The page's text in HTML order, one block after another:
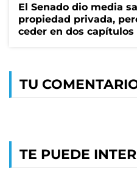
El Senado dio media
propiedad privada,
ceder en dos capítulos
TU
TE PUEDE